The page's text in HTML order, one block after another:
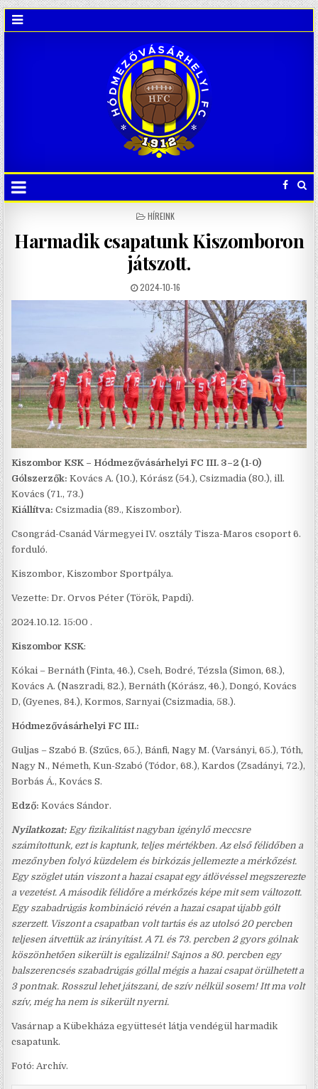
POSTED
HÍREINK
Harmadik csapatunk Kiszomboron
játszott.
2024-10-16
Kiszombor KSK – Hódmezővásárhelyi FC III. 3–2 (1-0)
Gólszerzők:Kovács A. (10.), Kórász (54.), Csizmadia (80.), ill.
Kovács (71., 73.)
Kiállítva:Csizmadia (89., Kiszombor).
Csongrád-Csanád Vármegyei IV. osztály Tisza-Maros csoport 6.
forduló.
Kiszombor, Kiszombor Sportpálya.
Vezette: Dr. Orvos Péter (Török, Papdi).
2024.10.12. 15:00 .
Kiszombor KSK:
Kókai – Bernáth (Finta, 46.), Cseh, Bodré, Tézsla (Simon, 68.),
Kovács A. (Naszradi, 82.), Bernáth (Kórász, 46.), Dongó, Kovács
D, (Gyenes, 84.), Kormos, Sarnyai (Csizmadia, 58.).
Hódmezővásárhelyi FC III.:
Guljas – Szabó B. (Szűcs, 65.), Bánfi, Nagy M. (Varsányi, 65.), Tóth,
Nagy N., Németh, Kun-Szabó (Tódor, 68.), Kardos (Zsadányi, 72.),
Borbás Á., Kovács S.
Edző: Kovács Sándor.
Nyilatkozat: Egy fizikalitást nagyban igénylő meccsre
számítottunk, ezt is kaptunk, teljes mértékben. Az első félidőben a
mezőnyben folyó küzdelem és birkózás jellemezte a mérkőzést.
Egy szöglet után viszont a hazai csapat egy átlövéssel megszerezte
a vezetést. A második félidőre a mérkőzés képe mit sem változott.
Egy szabadrúgás kombináció révén a hazai csapat újabb gólt
szerzett. Viszont a csapatban volt tartás és az utolsó 20 percben
teljesen átvettük az irányítást. A 71. és 73. percben 2 gyors gólnak
köszönhetően sikerült is egalizálni! Sajnos a 80. percben egy
balszerencsés szabadrúgás góllal mégis a hazai csapat örülhetett a
3 pontnak. Rosszul lehet játszani, de szív nélkül sosem! Itt ma volt
szív, még ha nem is sikerült nyerni.
Vasárnap a Kübekháza együttesét látja vendégül harmadik
csapatunk.
Fotó: Archív.